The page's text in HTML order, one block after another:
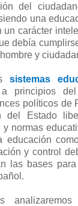
del
una
carácter
debía
y
sistemas
principios
políticos de
del Estado
normas
y control
las bases para